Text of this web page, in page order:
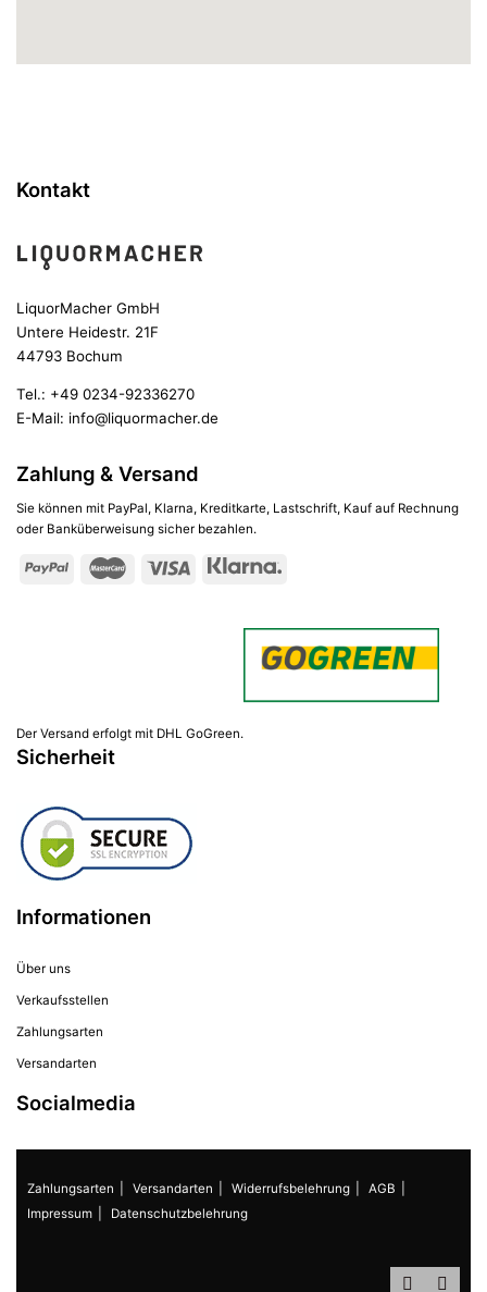
Kontakt
LiquorMacher GmbH
Untere Heidestr. 21F
44793 Bochum
Tel.: +49 0234-92336270
E-Mail: info@liquormacher.de
Zahlung & Versand
Sie können mit PayPal, Klarna, Kreditkarte, Lastschrift, Kauf auf Rechnung
oder Banküberweisung sicher bezahlen.
Der Versand erfolgt mit DHL GoGreen.
Sicherheit
Informationen
Über uns
Verkaufsstellen
Zahlungsarten
Versandarten
Socialmedia
Zahlungsarten Versandarten Widerrufsbelehrung
AGB
Impressum
Datenschutzbelehrung